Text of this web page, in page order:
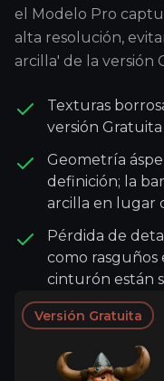
el Modelo Pro
alta resolución,
arcilla' de la versión
Texturas
versión
Geometría
definición; la
arcilla en lugar
Pérdida de
como rasguños
cinturón están
Versión Gratuita